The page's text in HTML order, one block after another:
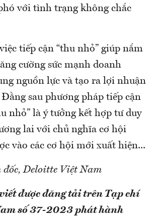
với tình trạng không chắc
tiếp cận “thu nhỏ” giúp nắm
cường sức mạnh doanh
nguồn lực và tạo ra lợi nhuận
sau phương pháp tiếp cận
nhỏ” là ý tưởng kết hợp tư duy
lai với chủ nghĩa cơ hội
vào các cơ hội mới xuất hiện...
Deloitte Việt Nam
được đăng tải trên Tạp chí
số 37-2023 phát hành